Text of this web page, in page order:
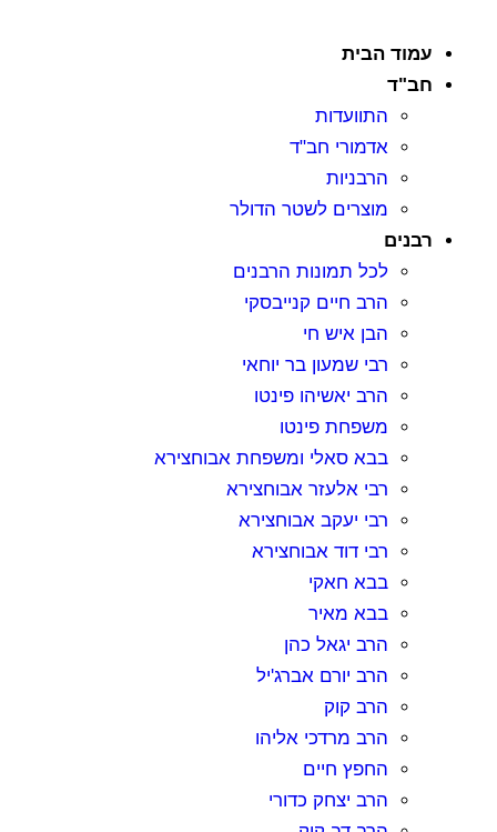
עמוד הבית
חב"ד
התוועדות
אדמורי חב"ד
הרבניות
מוצרים לשטר הדולר
רבנים
לכל תמונות הרבנים
הרב חיים קנייבסקי
הבן איש חי
רבי שמעון בר יוחאי
הרב יאשיהו פינטו
משפחת פינטו
בבא סאלי ומשפחת אבוחצירא
רבי אלעזר אבוחצירא
רבי יעקב אבוחצירא
רבי דוד אבוחצירא
בבא חאקי
בבא מאיר
הרב יגאל כהן
הרב יורם אברג'יל
הרב קוק
הרב מרדכי אליהו
החפץ חיים
הרב יצחק כדורי